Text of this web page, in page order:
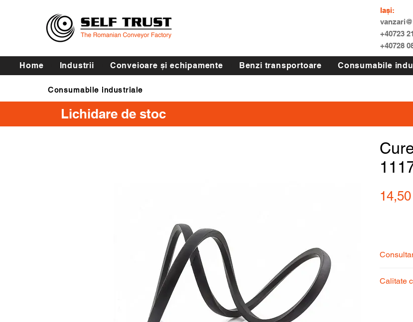
Iași:
+40723
+40728
Home Industrii Conveioare și echipamente Benzi transportoare Consumabile
Consumabile industriale
Curele de transmisie
Lichidare de stoc
pentru a
Calitate